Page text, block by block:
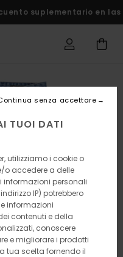
suplementario en
TUOI DATI
utilizziamo i cookie o
o accedere a delle
informazioni personali
IP) potrebbero
informazioni
contenuti e della
conoscere
e migliorare i prodotti
tua scelta fornendo il
senza accettare